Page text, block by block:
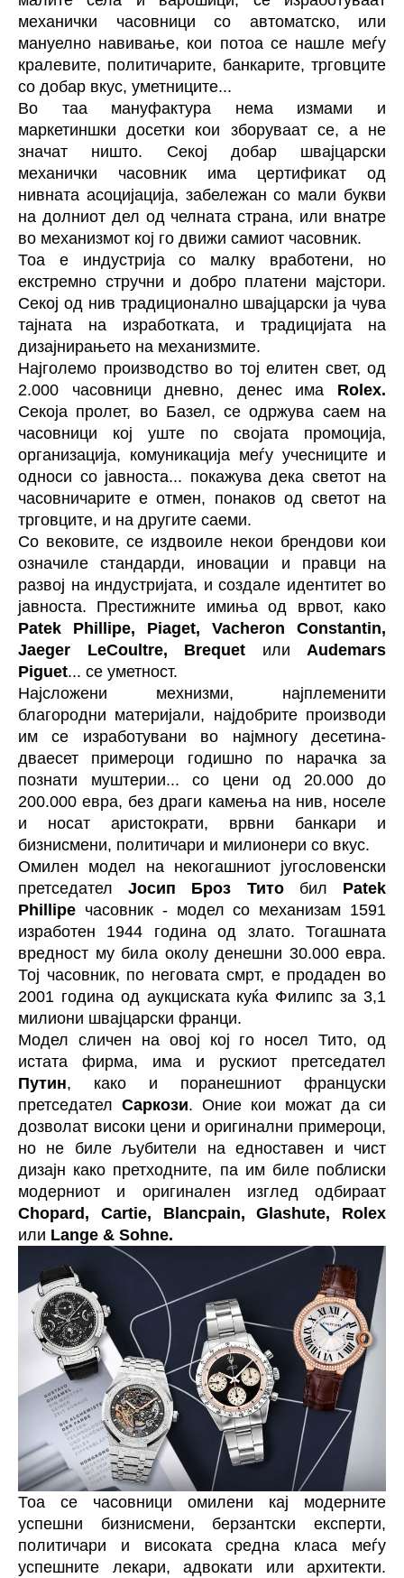
механички часовници со автоматско, или
мануелно навивање, кои потоа се нашле меѓу
кралевите, политичарите, банкарите, трговците
со добар вкус, уметниците...
Во таа мануфактура нема измами и
маркетиншки досетки кои зборуваат се, а не
значат ништо. Секој добар швајцарски
механички часовник има цертификат од
нивната асоцијација, забележан со мали букви
на долниот дел од челната страна, или внатре
во механизмот кој го движи самиот часовник.
Тоа е индустрија со малку вработени, но
екстремно стручни и добро платени мајстори.
Секој од нив традиционално швајцарски ја чува
тајната на изработката, и традицијата на
дизајнирањето на механизмите.
Најголемo производство во тој елитен свет, од
2.000 часовници дневно, денес има Rolex.
Секоја пролет, во Базел, се одржува саем на
часовници кој уште по својата промоција,
организација, комуникација меѓу учесниците и
односи со јавноста... покажува дека светот на
часовничарите е отмен, понаков од светот на
трговците, и на другите саеми.
Со вековите, се издвоиле некои брендови кои
означиле стандарди, иновации и правци на
развој на индустријата, и создале идентитет во
јавноста. Престижните имиња од врвот, како
Patek Phillipe, Piaget,
Vacheron Constantin,
Jaeger LeCoultre, Brequet или Audemars
Piguet... се уметност.
Најсложени мехнизми, најплеменити
благородни материјали, најдобрите производи
им се изработувани во најмногу десетина-
дваесет примероци годишно по нарачка за
познати муштерии... со цени од 20.000 до
200.000 евра, без драги камења на нив, носеле
и носат аристократи, врвни банкари и
бизнисмени, политичари и милионери со вкус.
Омилен модел на некогашниот југословенски
претседателЈосип Броз Титобил Patek
Phillipe часовник - модел со механизам 1591
изработен 1944 година од злато. Тогашната
вредност му била околу денешни 30.000 евра.
Тој часовник, по неговата смрт, е продаден во
2001 година од аукциската куќа Филипс за 3,1
милиони швајцарски франци.
Модел сличен на овој кој го носел Тито, од
истата фирма, има и рускиот претседател
Путин, како и поранешниот француски
претседател Саркози. Оние кои можат да си
дозволат високи цени и оригинални примероци,
но не биле љубители на едноставен и чист
дизајн како претходните, па им биле поблиски
модерниот и оригинален изглед одбираат
Chopard, Cartie, Blancpain, Glashute, Rolex
или Lange & Sohne.
Тоа се часовници омилени кај модерните
успешни бизнисмени, берзантски експерти,
политичари и високата средна класа меѓу
успешните лекари, адвокати или архитекти.